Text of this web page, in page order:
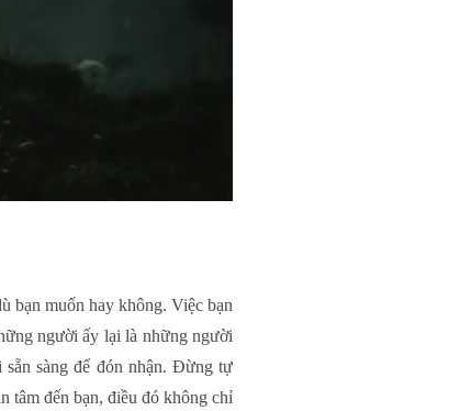
bạn muốn hay không. Việc bạn
người ấy lại là những người
sàng để đón nhận. Đừng tự
tâm đến bạn, điều đó không chỉ